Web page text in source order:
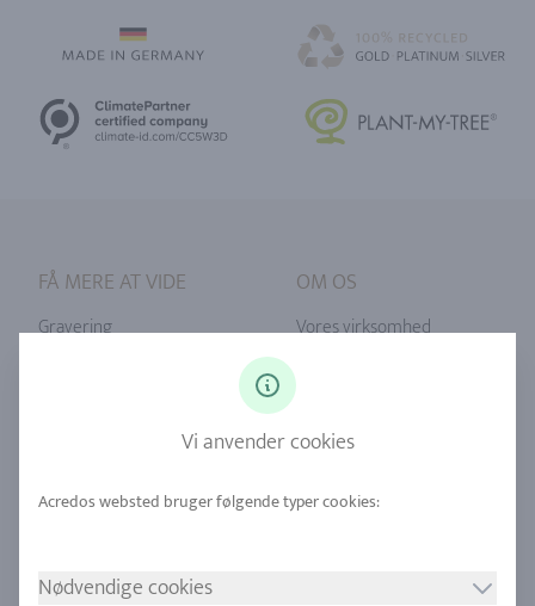
FÅ MERE AT VIDE
Gravering
Legeringer
OM OS
Vores virksomhed
Vores kvalitet
RJC-certificering
Vi anvender cookies
Nødvendige cookies